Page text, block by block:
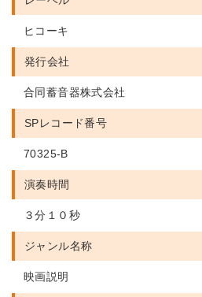
ヒコーキ
発行会社
合同蓄音器株式会社
SPレコード番号
70325-B
演奏時間
３分１０秒
ジャンル名称
映画説明